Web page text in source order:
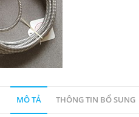
MÔ TẢ THÔNG TIN BỔ SUNG